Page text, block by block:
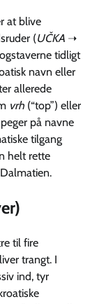
at blive
(UČKA ➝
tidligt
navn eller
allerede
vrh (“top”) eller
på navne
tilgang
helt rette
til fire
trangt. I
ind, tyr